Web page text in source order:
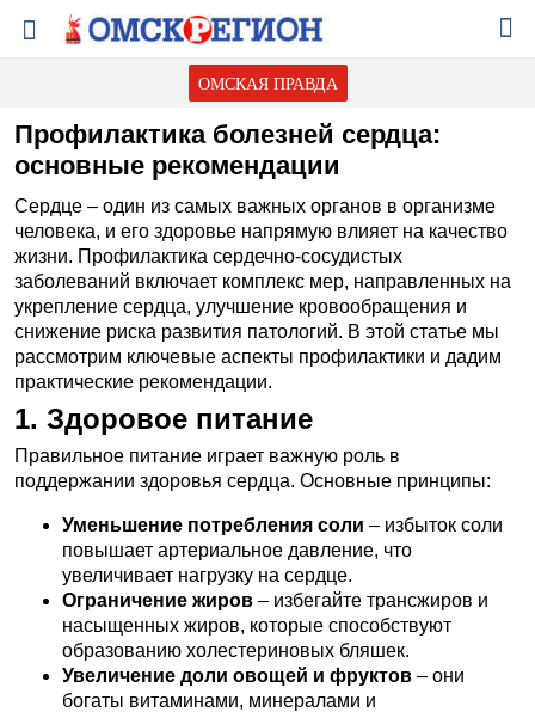
ОМСКАЯ ПРАВДА
Профилактика болезней сердца:
основные рекомендации
Сердце – один из самых важных органов в организме
человека, и его здоровье напрямую влияет на качество
жизни. Профилактика сердечно-сосудистых
заболеваний включает комплекс мер, направленных на
укрепление сердца, улучшение кровообращения и
снижение риска развития патологий. В этой статье мы
рассмотрим ключевые аспекты профилактики и дадим
практические рекомендации.
1. Здоровое питание
Правильное питание играет важную роль в
поддержании здоровья сердца. Основные принципы:
Уменьшение потребления соли – избыток соли
повышает артериальное давление, что
увеличивает нагрузку на сердце.
Ограничение жиров – избегайте трансжиров и
насыщенных жиров, которые способствуют
образованию холестериновых бляшек.
Увеличение доли овощей и фруктов – они
богаты витаминами, минералами и